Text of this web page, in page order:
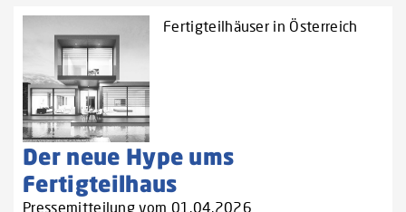
Fertigteilhäuser in Österreich
Der neue Hype ums
Fertigteilhaus
Pressemitteilung vom 01.04.2026